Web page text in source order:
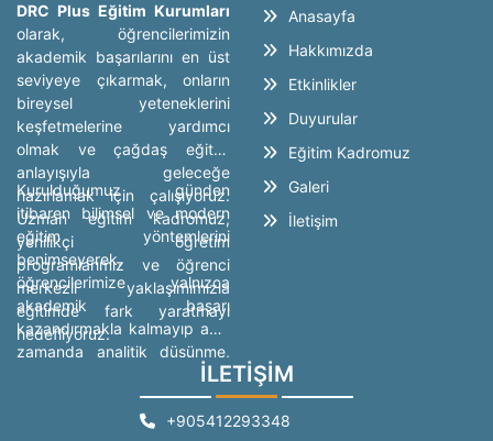
DRC Plus Eğitim Kurumları
olarak, öğrencilerimizin
akademik başarılarını en üst
seviyeye çıkarmak, onların
bireysel yeteneklerini
keşfetmelerine yardımcı
olmak ve çağdaş eğitim
anlayışıyla geleceğe
hazırlamak için çalışıyoruz.
Uzman eğitim kadromuz,
yenilikçi öğretim
programlarımız ve öğrenci
merkezli yaklaşımımızla
eğitimde fark yaratmayı
hedefliyoruz.
Kurulduğumuz günden
itibaren bilimsel ve modern
eğitim yöntemlerini
benimseyerek,
öğrencilerimize yalnızca
akademik başarı
kazandırmakla kalmayıp aynı
zamanda analitik düşünme,
problem çözme ve özgüven
geliştirme konularında da
rehberlik ediyoruz. Eğitimde
Anasayfa
Hakkımızda
Etkinlikler
Duyurular
Eğitim Kadromuz
Galeri
İletişim
İLETİŞİM
+905412293348